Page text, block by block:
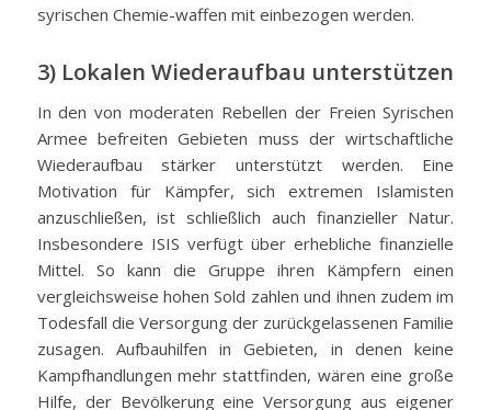
syrischen Chemie-waffen mit einbezogen werden.
3) Lokalen Wiederaufbau unterstützen
In den von moderaten Rebellen der Freien Syrischen
Armee befreiten Gebieten muss der wirtschaftliche
Wiederaufbau stärker unterstützt werden. Eine
Motivation für Kämpfer, sich extremen Islamisten
anzuschließen, ist schließlich auch finanzieller Natur.
Insbesondere ISIS verfügt über erhebliche finanzielle
Mittel. So kann die Gruppe ihren Kämpfern einen
vergleichsweise hohen Sold zahlen und ihnen zudem im
Todesfall die Versorgung der zurückgelassenen Familie
zusagen. Aufbauhilfen in Gebieten, in denen keine
Kampfhandlungen mehr stattfinden, wären eine große
Hilfe, der Bevölkerung eine Versorgung aus eigener